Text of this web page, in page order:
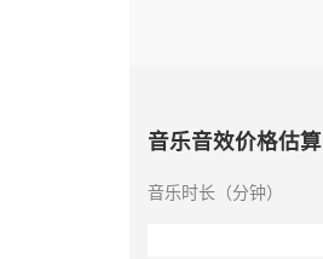
音乐音效价格估算
音乐时长（分钟）